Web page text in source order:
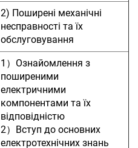
2) Поширені механічні
несправності та їх
обслуговування
1）Ознайомлення з
поширеними
електричними
компонентами та їх
відповідністю
2）Вступ до основних
електротехнічних знань